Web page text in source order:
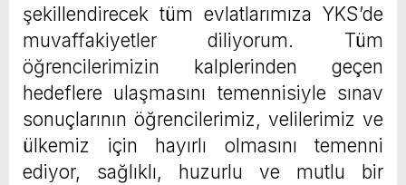
şekillendirecek tüm evlatlarımıza YKS’de
muvaffakiyetler diliyorum. Tüm
öğrencilerimizin kalplerinden geçen
hedeflere ulaşmasını temennisiyle sınav
sonuçlarının öğrencilerimiz, velilerimiz ve
ülkemiz için hayırlı olmasını temenni
ediyor, sağlıklı, huzurlu ve mutlu bir